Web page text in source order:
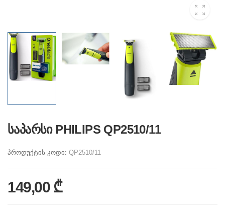
საპარსი PHILIPS QP2510/11
პროდუქტის კოდი: QP2510/11
149,00 ₾